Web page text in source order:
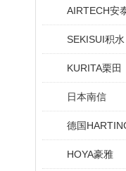
AIRTECH安
SEKISUI积水
KURITA栗田
日本南信
德国
HOYA豪雅